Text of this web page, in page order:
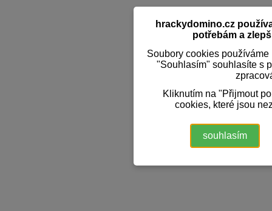
hrackydomino.cz
potřebám a
Soubory cookies
"Souhlasím" souhlasíte s
Kliknutím na "Přijmout
cookies, které jsou
souhlasím